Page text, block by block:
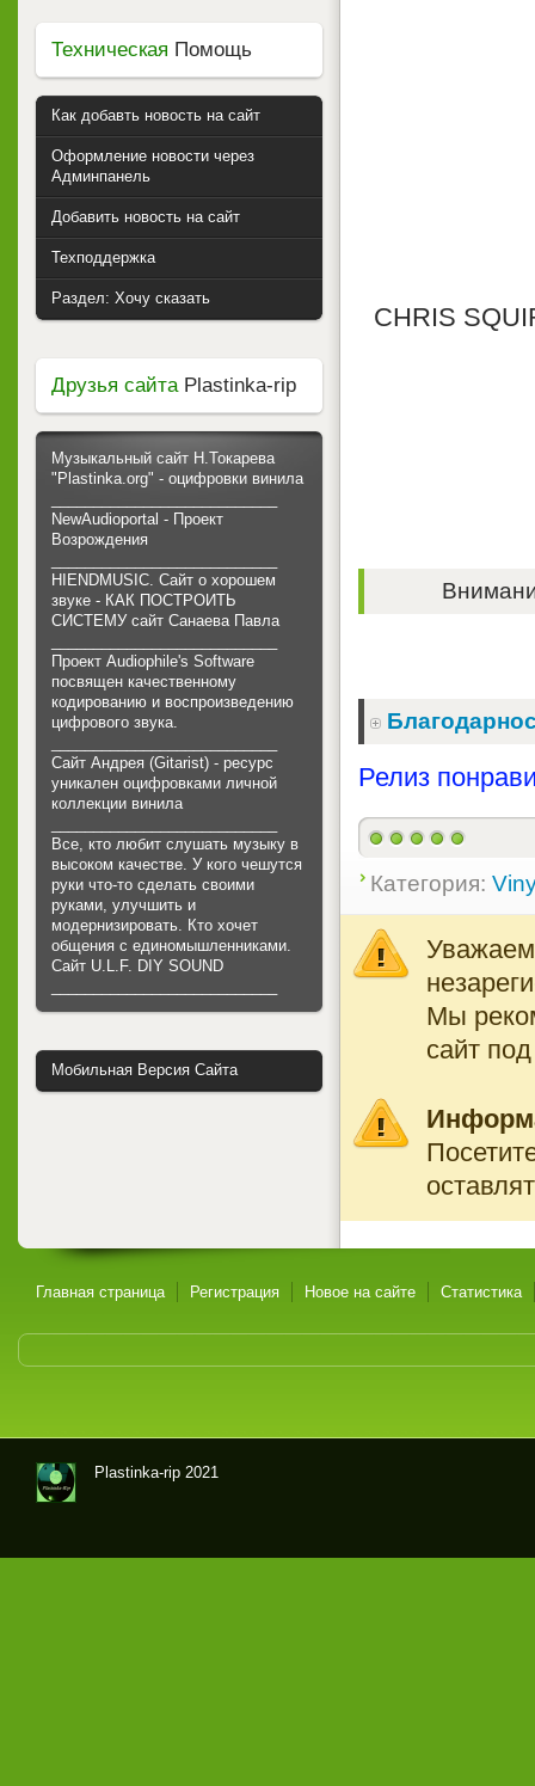
CHRIS
Релиз
Категория:
Мы
сайт
Техническая Помощь
Как добавть новость на сайт
Оформление новости через
Админпанель
Добавить новость на сайт
Техподдержка
Раздел: Хочу сказать
Друзья сайтаPlastinka-rip
Музыкальный сайт Н.Токарева
"Plastinka.org" - оцифровки винила
NewAudioportal - Проект
Возрождения
HIENDMUSIC. Сайт о хорошем
звуке - КАК ПОСТРОИТЬ
СИСТЕМУ сайт Санаева Павла
Проект Audiophile's Software
посвящен качественному
кодированию и воспроизведению
цифрового звука.
Сайт Андрея (Gitarist) - ресурс
уникален оцифровками личной
коллекции винила
Все, кто любит слушать музыку в
высоком качестве. У кого чешутся
руки что-то сделать своими
руками, улучшить и
модернизировать. Кто хочет
общения с единомышленниками.
Cайт U.L.F. DIY SOUND
Мобильная Версия Сайта
Главная страница Регистрация Новое на сайте Статистика
овк
Plastinka-rip 2021